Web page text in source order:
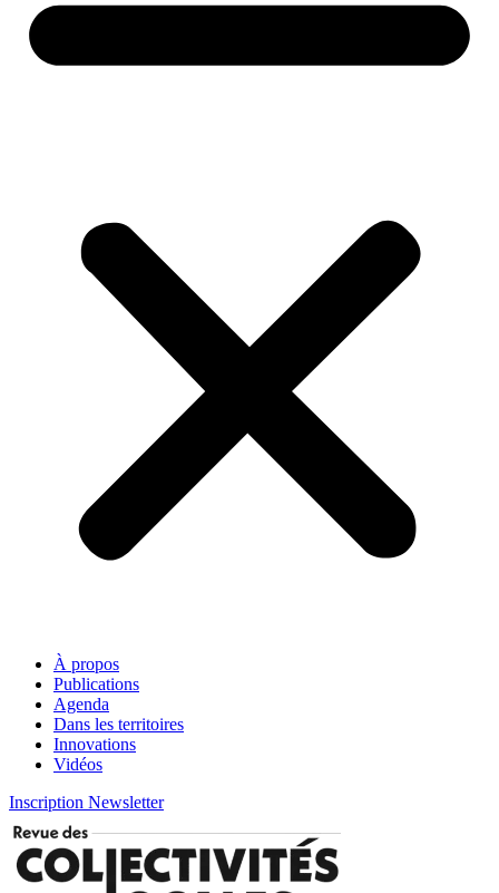
À propos
Publications
Agenda
Dans les territoires
Innovations
Vidéos
Inscription Newsletter